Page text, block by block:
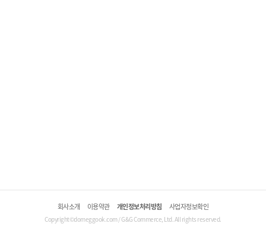
회사소개 이용약관 개인정보처리방침 사업자정보확인
Copyright©domeggook.com / G&G Commerce, Ltd. All rights reserved.